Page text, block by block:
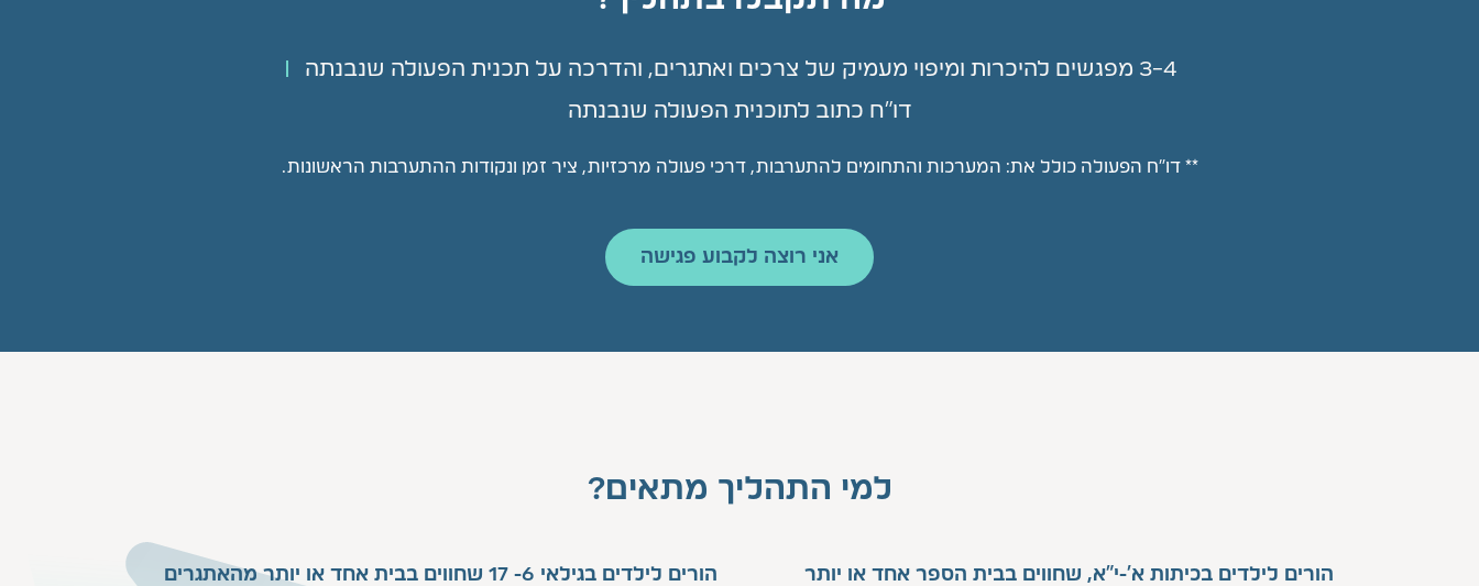
3-4 מפגשים להיכרות ומיפוי מעמיק של צרכים ואתגרים, והדרכה על תכנית הפעולה שנבנתה
דו"ח כתוב לתוכנית הפעולה שנבנתה
** דו״ח הפעולה כולל את: המערכות והתחומים להתערבות, דרכי פעולה מרכזיות, ציר זמן ונקודות ההתערבות הראשונות.
אני רוצה לקבוע פגישה
למי התהליך מתאים?
הורים לילדים בכיתות א'-י"א, שחווים בבית הספר אחד או יותר
הורים לילדים בגילאי 6- 17 שחווים בבית אחד או יותר מהאתגרים